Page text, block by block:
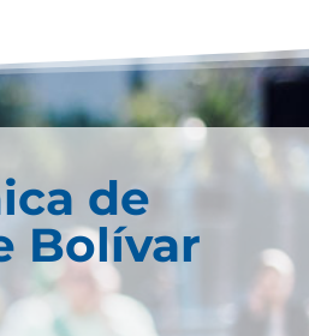
de
Bolívar